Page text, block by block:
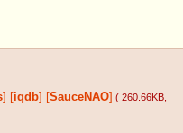
iqdb SauceNAO ( 260.66KB